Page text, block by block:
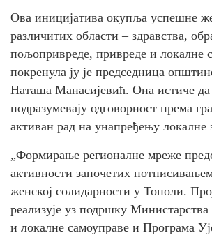
Ова иницијатива окупља успешне
различитих области – здравства,
пољопривреде, привреде и локалне
покренула ју је председница
Наташа Манасијевић. Она истиче да
подразумевају одговорност према
активан рад на унапређењу локалне
„Формирање регионалне мреже
активности започетих
женској солидарности у Тополи.
реализује уз подршку
и локалне самоуправе и Програма